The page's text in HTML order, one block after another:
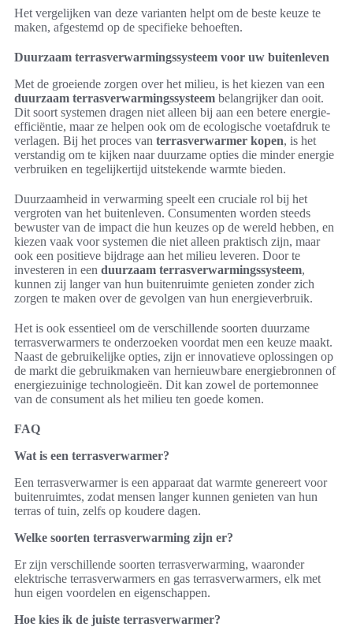
Het vergelijken van deze varianten helpt om de beste keuze te
maken, afgestemd op de specifieke behoeften.
Duurzaam terrasverwarmingssysteem voor uw buitenleven
Met de groeiende zorgen over het milieu, is het kiezen van een
duurzaam terrasverwarmingssysteem belangrijker dan ooit.
Dit soort systemen dragen niet alleen bij aan een betere energie-
efficiëntie, maar ze helpen ook om de ecologische voetafdruk te
verlagen. Bij het proces van terrasverwarmer kopen, is het
verstandig om te kijken naar duurzame opties die minder energie
verbruiken en tegelijkertijd uitstekende warmte bieden.
Duurzaamheid in verwarming speelt een cruciale rol bij het
vergroten van het buitenleven. Consumenten worden steeds
bewuster van de impact die hun keuzes op de wereld hebben, en
kiezen vaak voor systemen die niet alleen praktisch zijn, maar
ook een positieve bijdrage aan het milieu leveren. Door te
investeren in een duurzaam terrasverwarmingssysteem,
kunnen zij langer van hun buitenruimte genieten zonder zich
zorgen te maken over de gevolgen van hun energieverbruik.
Het is ook essentieel om de verschillende soorten duurzame
terrasverwarmers te onderzoeken voordat men een keuze maakt.
Naast de gebruikelijke opties, zijn er innovatieve oplossingen op
de markt die gebruikmaken van hernieuwbare energiebronnen of
energiezuinige technologieën. Dit kan zowel de portemonnee
van de consument als het milieu ten goede komen.
FAQ
Wat is een terrasverwarmer?
Een terrasverwarmer is een apparaat dat warmte genereert voor
buitenruimtes, zodat mensen langer kunnen genieten van hun
terras of tuin, zelfs op koudere dagen.
Welke soorten terrasverwarming zijn er?
Er zijn verschillende soorten terrasverwarming, waaronder
elektrische terrasverwarmers en gas terrasverwarmers, elk met
hun eigen voordelen en eigenschappen.
Hoe kies ik de juiste terrasverwarmer?